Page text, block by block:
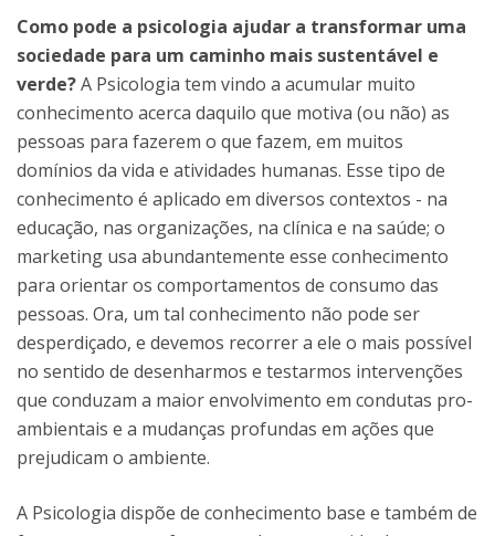
Como pode a psicologia ajudar a transformar uma
sociedade para um caminho mais sustentável e
verde?A Psicologia tem vindo a acumular muito
conhecimento acerca daquilo que motiva (ou não) as
pessoas para fazerem o que fazem, em muitos
domínios da vida e atividades humanas. Esse tipo de
conhecimento é aplicado em diversos contextos - na
educação, nas organizações, na clínica e na saúde; o
marketing usa abundantemente esse conhecimento
para orientar os comportamentos de consumo das
pessoas. Ora, um tal conhecimento não pode ser
desperdiçado, e devemos recorrer a ele o mais possível
no sentido de desenharmos e testarmos intervenções
que conduzam a maior envolvimento em condutas pro-
ambientais e a mudanças profundas em ações que
prejudicam o ambiente.
A Psicologia dispõe de conhecimento base e também de